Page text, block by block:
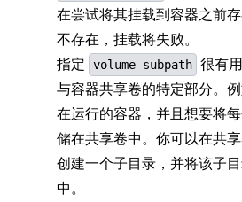
在尝试将其挂载到容器之前
不存在，挂载将失败。
指定
volume-subpath 很有
与容器共享卷的特定部分。
在运行的容器，并且想要将
储在共享卷中。你可以在共
创建一个子目录，并将该子
中。